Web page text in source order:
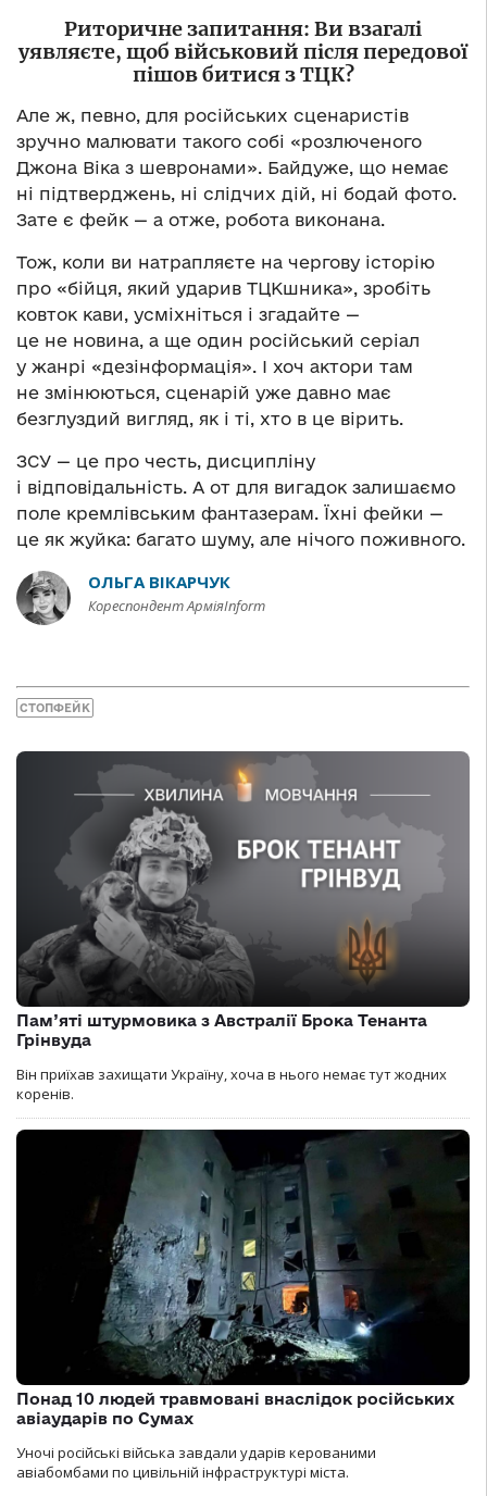
Риторичне запитання: Ви взагалі
уявляєте, щоб військовий після передової
пішов битися з ТЦК?
Але ж, певно, для російських сценаристів
зручно малювати такого собі «розлюченого
Джона Віка з шевронами». Байдуже, що немає
ні підтверджень, ні слідчих дій, ні бодай фото.
Зате є фейк — а отже, робота виконана.
Тож, коли ви натрапляєте на чергову історію
про «бійця, який ударив ТЦКшника», зробіть
ковток кави, усміхніться і згадайте —
це не новина, а ще один російський серіал
у жанрі «дезінформація». І хоч актори там
не змінюються, сценарій уже давно має
безглуздий вигляд, як і ті, хто в це вірить.
ЗСУ — це про честь, дисципліну
і відповідальність. А от для вигадок залишаємо
поле кремлівським фантазерам. Їхні фейки —
це як жуйка: багато шуму, але нічого поживного.
ОЛЬГА ВІКАРЧУК
Кореспондент АрміяInform
СТОПФЕЙК
Пам’яті штурмовика з Австралії Брока Тенанта
Грінвуда
Він приїхав захищати Україну, хоча в нього немає тут жодних
коренів.
Понад 10 людей травмовані внаслідок російських
авіаударів по Сумах
Уночі російські війська завдали ударів керованими
авіабомбами по цивільній інфраструктурі міста.